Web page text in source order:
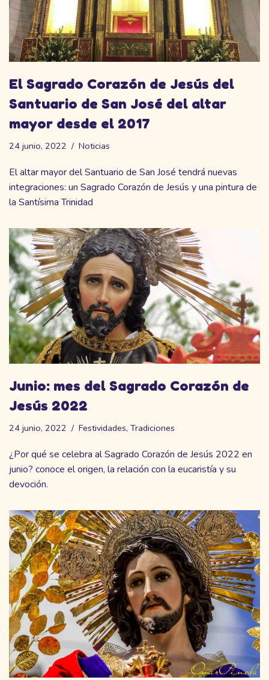
El Sagrado Corazón de Jesús del
Santuario de San José del altar
mayor desde el 2017
24 junio, 2022 Noticias
El altar mayor del Santuario de San José tendrá nuevas
integraciones: un Sagrado Corazón de Jesús y una pintura de
la Santísima Trinidad
Junio: mes del Sagrado Corazón de
Jesús 2022
24 junio, 2022 Festividades, Tradiciones
¿Por qué se celebra al Sagrado Corazón de Jesús 2022 en
junio? conoce el origen, la relación con la eucaristía y su
devoción.